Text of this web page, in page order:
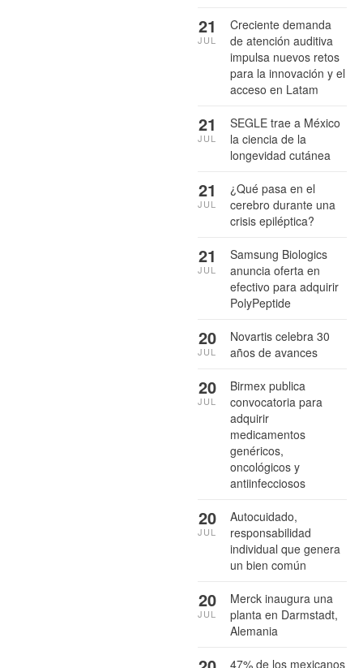
Creciente demanda
de atención auditiva
impulsa nuevos retos
para la innovación y el
acceso en Latam
21
JUL
SEGLE trae a México
la ciencia de la
longevidad cutánea
21
JUL
¿Qué pasa en el
cerebro durante una
crisis epiléptica?
21
JUL
Samsung Biologics
anuncia oferta en
efectivo para adquirir
PolyPeptide
21
JUL
Novartis celebra 30
años de avances
20
JUL
Birmex publica
convocatoria para
adquirir
medicamentos
genéricos,
oncológicos y
antiinfecciosos
20
JUL
Autocuidado,
responsabilidad
individual que genera
un bien común
20
JUL
Merck inaugura una
planta en Darmstadt,
Alemania
20
JUL
47% de los mexicanos